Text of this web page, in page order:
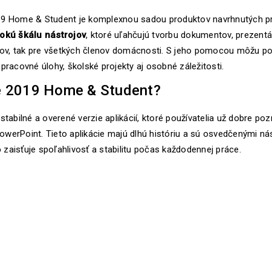
& Student je komplexnou sadou produktov navrhnutých
škálu nástrojov, ktoré uľahčujú tvorbu dokumentov,
tak pre všetkých členov domácnosti. S jeho pomocou môžu
úlohy, školské projekty aj osobné záležitosti.
Home & Student?
a overené verzie aplikácií, ktoré používatelia už dobre
Tieto aplikácie majú dlhú históriu a sú osvedčenými
spoľahlivosť a stabilitu počas každodennej práce.